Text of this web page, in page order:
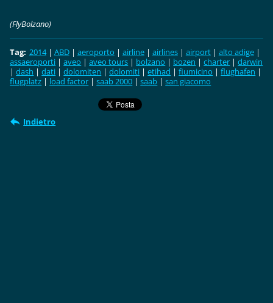
(FlyBolzano)
Tag: 2014 | ABD | aeroporto | airline | airlines | airport | alto adige |
assaeroporti | aveo | aveo tours | bolzano | bozen | charter | darwin
| dash | dati | dolomiten | dolomiti | etihad | fiumicino | flughafen |
flugplatz | load factor | saab 2000 | saab | san giacomo
Indietro